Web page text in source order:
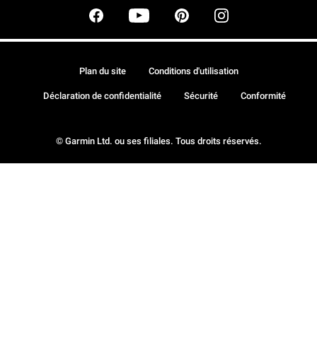
© Garmin Ltd. ou ses filiales. Tous droits réservés.
Plan du site Conditions d'utilisation
Déclaration de confidentialité Sécurité Conformité